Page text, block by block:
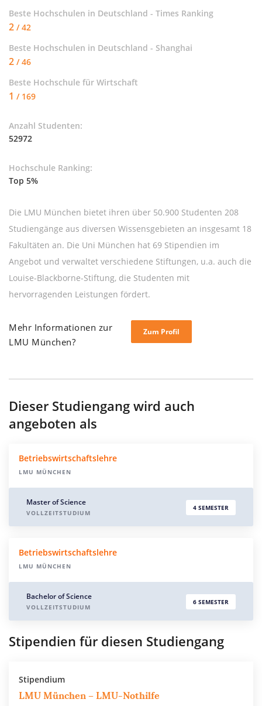
Beste Hochschulen in Deutschland - Times Ranking
2 / 42
Beste Hochschulen in Deutschland - Shanghai
2 / 46
Beste Hochschule für Wirtschaft
1 / 169
Anzahl Studenten:
52972
Hochschule Ranking:
Top 5%
Die LMU München bietet ihren über 50.900 Studenten 208
Studiengänge aus diversen Wissensgebieten an insgesamt 18
Fakultäten an. Die Uni München hat 69 Stipendien im
Angebot und verwaltet verschiedene Stiftungen, u.a. auch die
Louise-Blackborne-Stiftung, die Studenten mit
hervorragenden Leistungen fördert.
Mehr Informationen zur
LMU München?
Zum Profil
Dieser Studiengang wird auch
angeboten als
Betriebswirtschaftslehre
LMU MÜNCHEN
Master of Science
VOLLZEITSTUDIUM
4 SEMESTER
Betriebswirtschaftslehre
LMU MÜNCHEN
Bachelor of Science
VOLLZEITSTUDIUM
6 SEMESTER
Stipendien für diesen Studiengang
Stipendium
LMU München – LMU-Nothilfe